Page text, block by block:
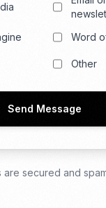
Word
Other
Send Message
are secured and